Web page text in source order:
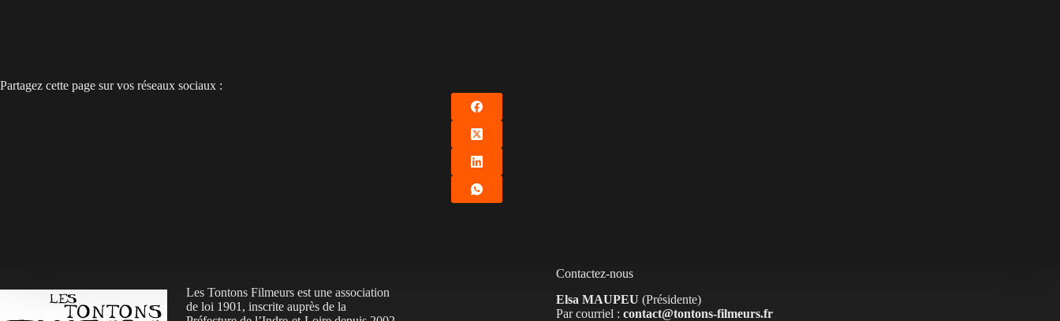
Partagez cette page sur vos réseaux sociaux :
Les Tontons Filmeurs est une association
de loi 1901, inscrite auprès de la
Contactez-nous
Elsa MAUPEU (Présidente)
Par courriel : contact@tontons-filmeurs.fr